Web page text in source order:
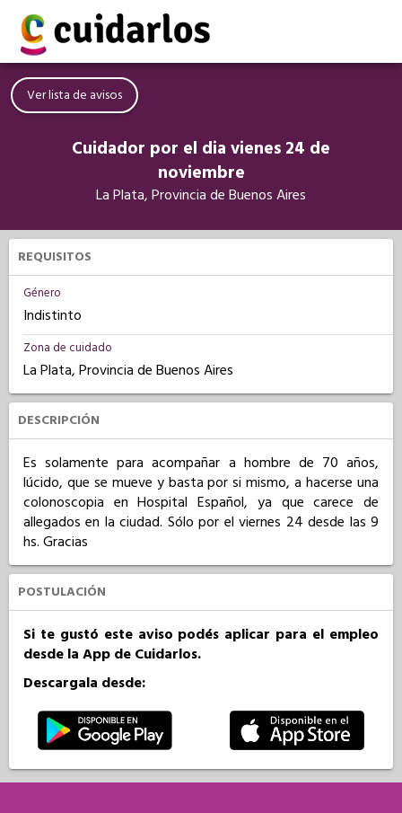
Ver lista de avisos
Cuidador por el dia vienes 24 de
noviembre
La Plata, Provincia de Buenos Aires
REQUISITOS
Género
Indistinto
Zona de cuidado
La Plata, Provincia de Buenos Aires
DESCRIPCIÓN
Es solamente para acompañar a hombre de 70 años,
lúcido, que se mueve y basta por si mismo, a hacerse una
colonoscopia en Hospital Español, ya que carece de
allegados en la ciudad. Sólo por el viernes 24 desde las 9
hs. Gracias
POSTULACIÓN
Si te gustó este aviso podés aplicar para el empleo
desde la App de Cuidarlos.
Descargala desde: